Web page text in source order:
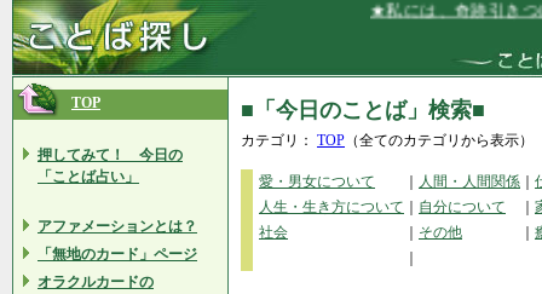
★私には、奇跡引きつけ
TOP
押してみて！ 今日の
「ことば占い」
アファメーションとは？
「無地のカード」ページ
オラクルカードの
■「今日のことば」検索■
カテゴリ： TOP （全てのカテゴリから表示）
愛・男女について 人間・人間関係
人生・生き方について
自分について
社会
その他